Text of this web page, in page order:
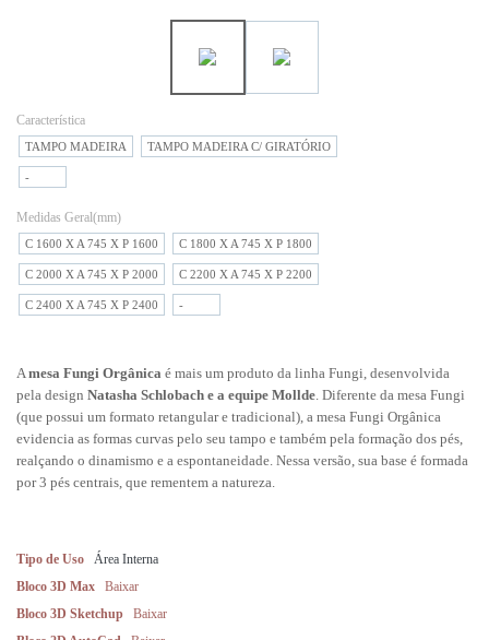
Característica
TAMPO MADEIRA TAMPO MADEIRA C/ GIRATÓRIO
-
Medidas Geral(mm)
C 1600 X A 745 X P 1600 C 1800 X A 745 X P 1800
C 2000 X A 745 X P 2000 C 2200 X A 745 X P 2200
C 2400 X A 745 X P 2400 -
A mesa Fungi Orgânica é mais um produto da linha Fungi, desenvolvida
pela design Natasha Schlobach e a equipe Mollde . Diferente da mesa Fungi
(que possui um formato retangular e tradicional), a mesa Fungi Orgânica
evidencia as formas curvas pelo seu tampo e também pela formação dos pés,
realçando o dinamismo e a espontaneidade. Nessa versão, sua base é formada
por 3 pés centrais, que rementem a natureza.
Tipo de Uso
Área Interna
Bloco 3D Max
Baixar
Bloco 3D Sketchup
Baixar